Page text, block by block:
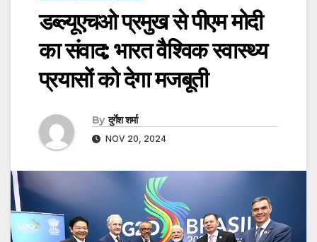
डब्ल्यूएचओ प्रमुख से पीएम मोदी
का संवाद: भारत वैश्विक स्वास्थ्य
प्रयासों को देगा मजबूती
By दुर्गेश शर्मा
NOV 20, 2024